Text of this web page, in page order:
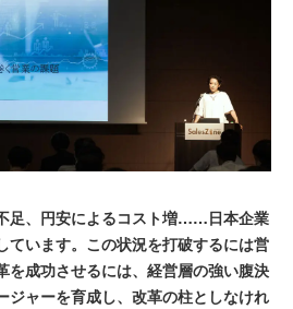
足、円安によるコスト増……日本企業
ています。この状況を打破するには営
を成功させるには、経営層の強い腹決
ジャーを育成し、改革の柱としなけれ